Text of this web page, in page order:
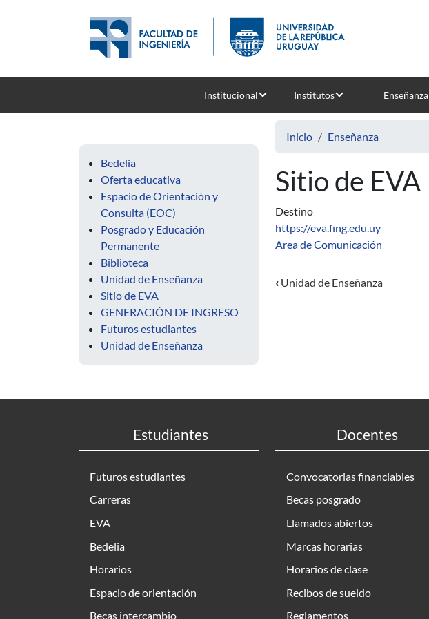
Institucional Institutos Enseñanza
Bedelia
Oferta educativa
Espacio de Orientación y
Consulta (EOC)
Posgrado y Educación
Permanente
Biblioteca
Unidad de Enseñanza
Sitio de EVA
GENERACIÓN DE INGRESO
Futuros estudiantes
Unidad de Enseñanza
Inicio Enseñanza
Sitio de EVA
Destino
https://eva.fing.edu.uy
Area de Comunicación
‹ Unidad de Enseñanza
Estudiantes
Futuros estudiantes
Carreras
EVA
Bedelia
Horarios
Espacio de orientación
Becas intercambio
Docentes
Convocatorias financiables
Becas posgrado
Llamados abiertos
Marcas horarias
Horarios de clase
Recibos de sueldo
Reglamentos